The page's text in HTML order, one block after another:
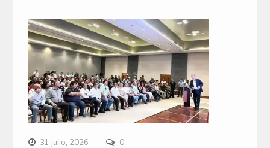
31 julio, 2026 0